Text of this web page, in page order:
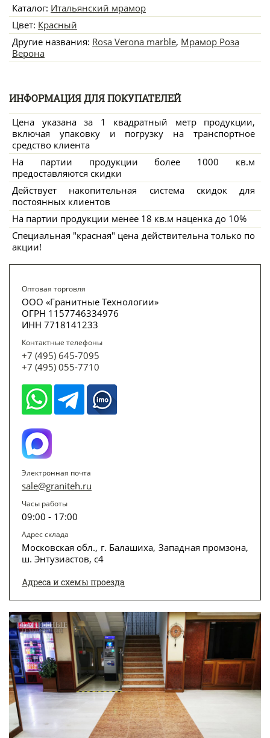
Каталог: Итальянский мрамор
Цвет: Красный
Другие названия: Rosa Verona marble, Мрамор Роза
Верона
ИНФОРМАЦИЯ ДЛЯ ПОКУПАТЕЛЕЙ
Цена указана за 1 квадратный метр продукции,
включая упаковку и погрузку на транспортное
средство клиента
На партии продукции более 1000 кв.м
предоставляются скидки
Действует накопительная система скидок для
постоянных клиентов
На партии продукции менее 18 кв.м наценка до 10%
Специальная "красная" цена действительна только по
акции!
Оптовая торговля
ООО «Гранитные Технологии»
ОГРН 1157746334976
ИНН 7718141233
Контактные телефоны
+7 (495) 645-7095
+7 (495) 055-7710
Электронная почта
sale@graniteh.ru
Часы работы
09:00 - 17:00
Адрес склада
Московская обл., г. Балашиха, Западная промзона,
ш. Энтузиастов, с4
Адреса и схемы проезда